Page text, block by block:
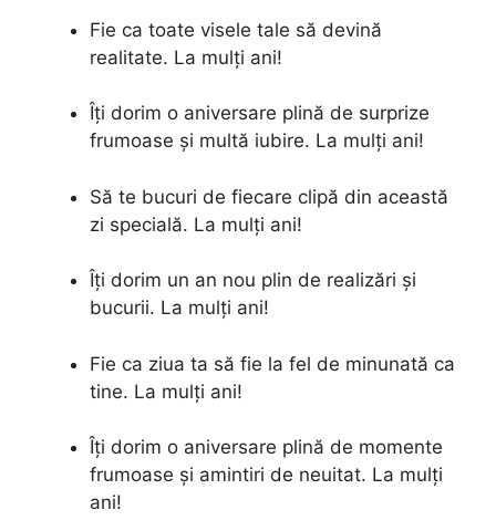
Fie ca toate visele tale să devină
realitate. La mulți ani!
Îți dorim o aniversare plină de surprize
frumoase și multă iubire. La mulți ani!
Să te bucuri de fiecare clipă din această
zi specială. La mulți ani!
Îți dorim un an nou plin de realizări și
bucurii. La mulți ani!
Fie ca ziua ta să fie la fel de minunată ca
tine. La mulți ani!
Îți dorim o aniversare plină de momente
frumoase și amintiri de neuitat. La mulți
ani!